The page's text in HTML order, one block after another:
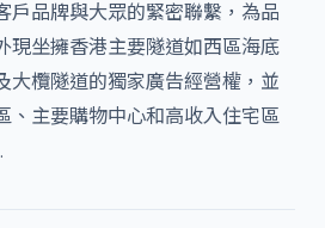
戶品牌與大眾的緊密聯繫，為品
現坐擁香港主要隧道如西區海底
大欖隧道的獨家廣告經營權，並
、主要購物中心和高收入住宅區